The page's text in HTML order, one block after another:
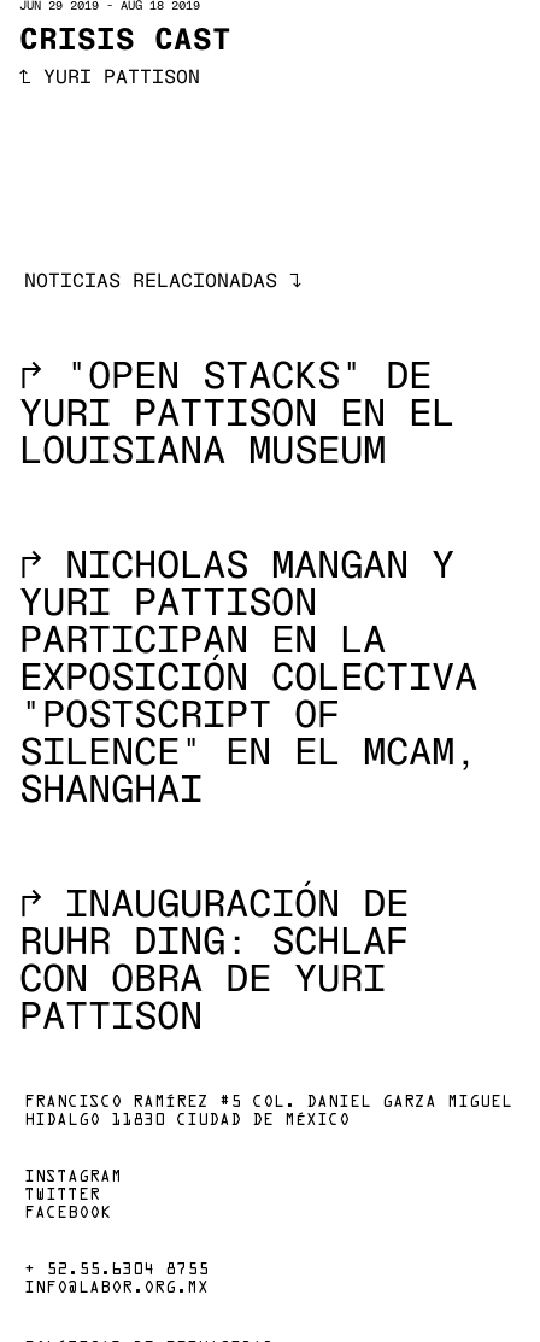
JUN 29 2019 - AUG 18 2019
CRISIS CAST
↑ YURI PATTISON
NOTICIAS RELACIONADAS ↓
→
"OPEN STACKS" DE
YURI PATTISON EN EL
LOUISIANA MUSEUM
→ NICHOLAS MANGAN Y
YURI PATTISON
PARTICIPAN EN LA
EXPOSICIÓN COLECTIVA
"POSTSCRIPT OF
SILENCE" EN EL MCAM,
SHANGHAI
→ INAUGURACIÓN DE
RUHR DING: SCHLAF
CON OBRA DE YURI
PATTISON
FRANCISCO RAMÍREZ #5 COL. DANIEL GARZA MIGUEL
HIDALGO 11830 CIUDAD DE MÉXICO
INSTAGRAM
TWITTER
FACEBOOK
+ 52.55.6304 8755
INFO@LABOR.ORG.MX